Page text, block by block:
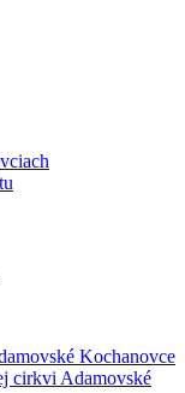
Kochanovce
cirkvi Adamovské